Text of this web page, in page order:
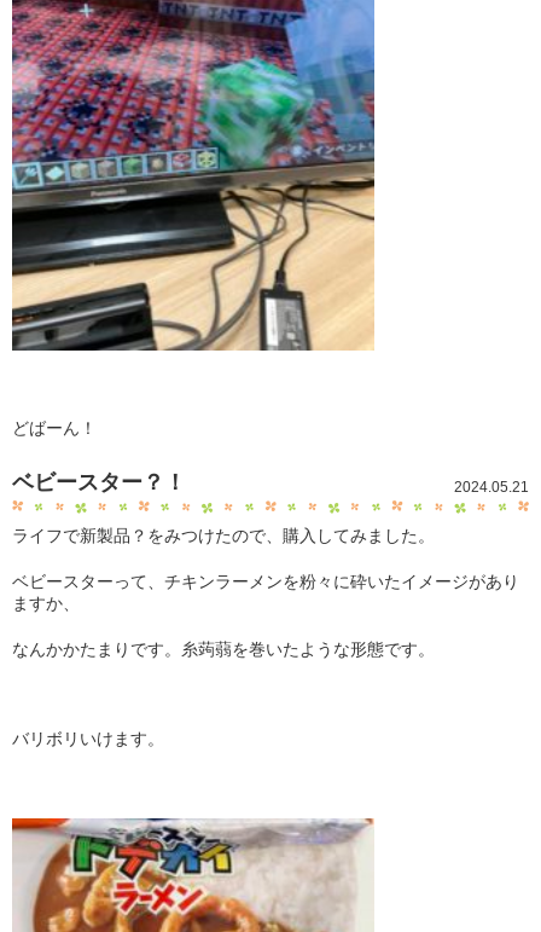
どばーん！
2024.05.21
ベビースター？！
ライフで新製品？をみつけたので、購入してみました。
ベビースターって、チキンラーメンを粉々に砕いたイメージがあり
ますか、
なんかかたまりです。糸蒟蒻を巻いたような形態です。
バリボリいけます。